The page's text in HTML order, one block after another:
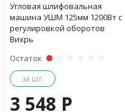
Угловая шлифовальная
машина УШМ 125мм 1200Вт с
регулировкой оборотов
Вихрь
Остаток
за шт.
3 548 P